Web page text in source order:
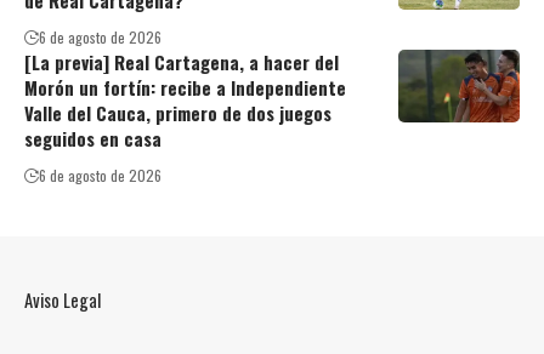
6 de agosto de 2026
[La previa] Real Cartagena, a hacer del
Morón un fortín: recibe a Independiente
Valle del Cauca, primero de dos juegos
seguidos en casa
6 de agosto de 2026
Aviso Legal